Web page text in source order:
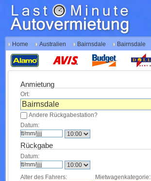
Home Australien Bairnsdale Bairnsdale
Anmietung
Ort:
Andere Rückgabestation?
Datum:
Rückgabe
Datum:
Alter des Fahrers: Mietwagenkategorie: